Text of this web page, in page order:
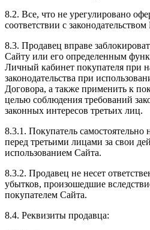
8.2. Все, что не урегулировано
соответствии с
8.3. Продавец вправе
Сайту или его определенным
Личный кабинет покупателя при
законодательства при
Договора, а также применить к
целью соблюдения требований
законных интересов третьих лиц.
8.3.1. Покупатель самостоятельно
перед третьими лицами за свои
использованием Сайта.
8.3.2. Продавец не несет
убытков, произошедшие
покупателем Сайта.
8.4. Реквизиты продавца: